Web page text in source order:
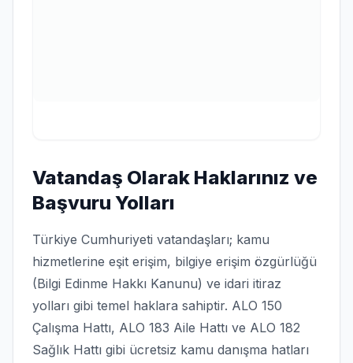
Vatandaş Olarak Haklarınız ve
Başvuru Yolları
Türkiye Cumhuriyeti vatandaşları; kamu
hizmetlerine eşit erişim, bilgiye erişim özgürlüğü
(Bilgi Edinme Hakkı Kanunu) ve idari itiraz
yolları gibi temel haklara sahiptir. ALO 150
Çalışma Hattı, ALO 183 Aile Hattı ve ALO 182
Sağlık Hattı gibi ücretsiz kamu danışma hatları